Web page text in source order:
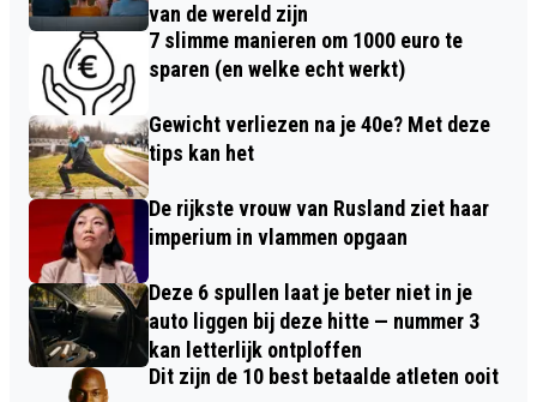
van de wereld zijn
7 slimme manieren om 1000 euro te
sparen (en welke echt werkt)
Gewicht verliezen na je 40e? Met deze
tips kan het
De rijkste vrouw van Rusland ziet haar
imperium in vlammen opgaan
Deze 6 spullen laat je beter niet in je
auto liggen bij deze hitte — nummer 3
kan letterlijk ontploffen
Dit zijn de 10 best betaalde atleten ooit